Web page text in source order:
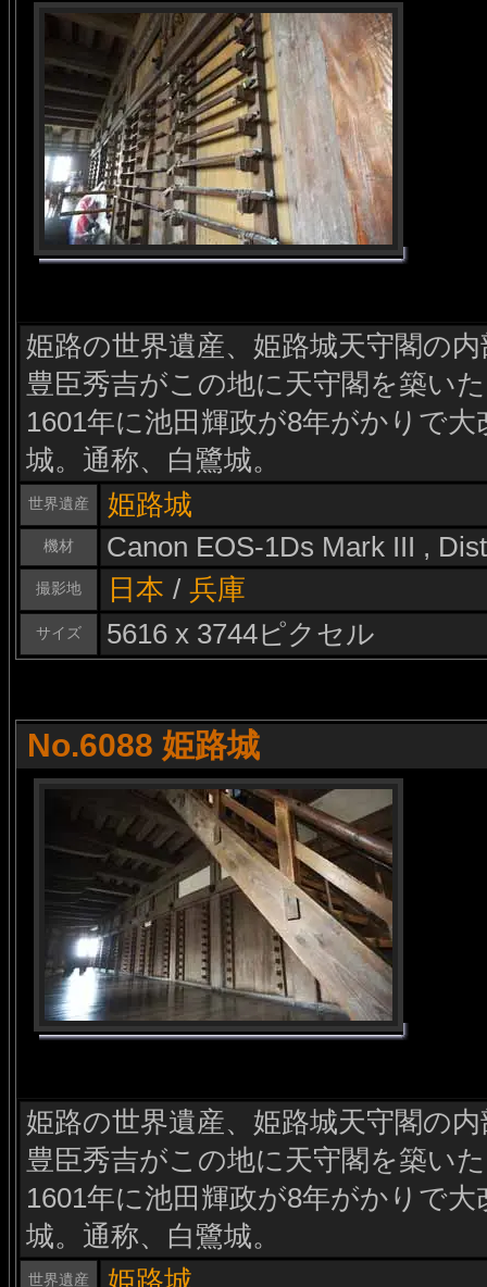
姫路の世界遺産、姫路城天守閣の
豊臣秀吉がこの地に天守閣を築い
1601年に池田輝政が8年がかりで
城。通称、白鷺城。
世界遺産 姫路城
機材 Canon EOS-1Ds Mark III ,
撮影地 日本 / 兵庫
サイズ 5616 x 3744ピクセル
No.6088 姫路城
姫路の世界遺産、姫路城天守閣の
豊臣秀吉がこの地に天守閣を築い
1601年に池田輝政が8年がかりで
城。通称、白鷺城。
世界遺産 姫路城